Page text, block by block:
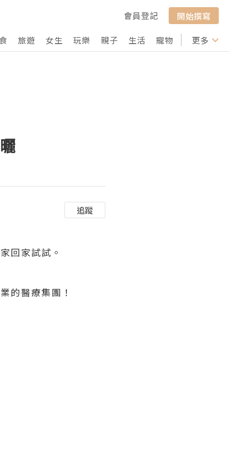
會員登記
開始撰寫
旅遊 女生 玩樂 親子 生活 寵物 行山 打卡
更多
追蹤
回家試試。
的醫療集團！